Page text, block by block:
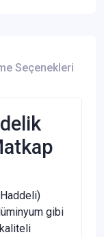
Seçenekleri
gibi